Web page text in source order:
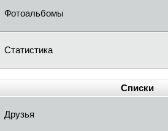
Фотоальбомы
Статистика
Списки
Друзья